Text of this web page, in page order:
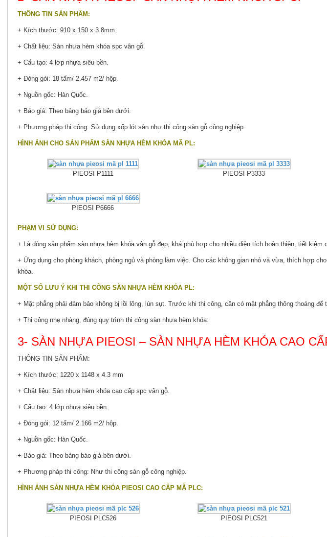
THÔNG TIN SẢN PHẨM:
+ Kích thước: 910 x 150 x 3.8mm.
+ Chất liệu: Sàn nhựa hèm khóa spc vân gỗ.
+ Cấu tạo: 4 lớp nhựa siêu bền.
+ Đóng gói: 18 tấm/ 2.457 m2/ hộp.
+ Nguồn gốc: Hàn Quốc.
+ Báo giá: Theo bảng báo giá bên dưới.
+ Phương pháp thi công: Sử dụng xốp lót sàn nhự thi công sàn gỗ công nghiệp.
HÌNH ẢNH CHO SẢN PHẨM SÀN NHỰA HÈM KHÓA MÃ PL:
PIEOSI P1111 PIEOSI P3333
PIEOSI P6666
PHẠM VI SỬ DỤNG:
+ Là dòng sản phẩm sàn nhựa hèm khóa vân gỗ đẹp, khá phù hợp cho nhiều diện tích hoàn thiện, tiết kiệm
+ Ứng dụng cho phòng khách, phòng ngủ và phòng làm việc. Cho các không gian nhỏ và vừa, thích hợp
khóa.
MỘT SỐ LƯU Ý KHI THI CÔNG SÀN NHỰA HÈM KHÓA PL:
+ Mặt phẳng phải đảm bảo không bị lồi lõng, lún sụt. Trước khi thi công, cần có mặt phẳng thông thoáng để
+ Thi công nhẹ nhàng, đúng quy trình thi công sàn nhựa hèm khóa:
3- SÀN NHỰA PIEOSI – SÀN NHỰA HÈM KHÓA CAO
THÔNG TIN SẢN PHẨM:
+ Kích thước: 1220 x 1148 x 4.3 mm
+ Chất liệu: Sàn nhựa hèm khóa cao cấp spc vân gỗ.
+ Cấu tạo: 4 lớp nhựa siêu bền.
+ Đóng gói: 12 tấm/ 2.166 m2/ hộp.
+ Nguồn gốc: Hàn Quốc.
+ Báo giá: Theo bảng báo giá bên dưới.
+ Phương pháp thi công: Như thi công sàn gỗ công nghiệp.
HÌNH ẢNH SÀN NHỰA HÈM KHÓA PIEOSI CAO CẤP MÃ PLC:
PIEOSI PLC526 PIEOSI PLC521